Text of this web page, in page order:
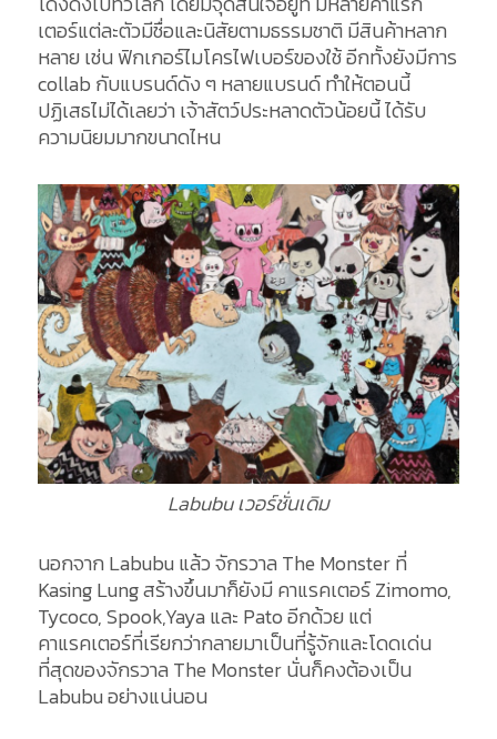
เตอร์แต่ละตัวมีชื่อและนิสัยตามธรรมชาติ มีสินค้าหลาก
หลาย เช่น ฟิกเกอร์ไมโครไฟเบอร์ของใช้ อีกทั้งยังมีการ
collab กับแบรนด์ดัง ๆ หลายแบรนด์ ทำให้ตอนนี้
ปฏิเสธไม่ได้เลยว่า เจ้าสัตว์ประหลาดตัวน้อยนี้ ได้รับ
ความนิยมมากขนาดไหน
Labubu เวอร์ชั่นเดิม
นอกจาก Labubu แล้ว จักรวาล The Monster ที่
Kasing Lung สร้างขึ้นมาก็ยังมี คาแรคเตอร์ Zimomo,
Tycoco, Spook,Yaya และ Pato อีกด้วย แต่
คาแรคเตอร์ที่เรียกว่ากลายมาเป็นที่รู้จักและโดดเด่น
ที่สุดของจักรวาล The Monster นั่นก็คงต้องเป็น
Labubu อย่างแน่นอน